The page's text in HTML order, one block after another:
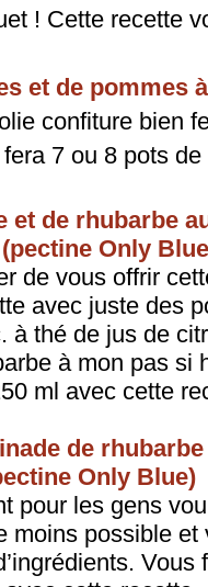
! Cette recette
et de pommes
confiture bien
7 ou 8 pots de
et de rhubarbe
Only
de vous offrir
avec juste des
à thé de jus de
à mon pas si
ml avec cette
de
Only Blue)
pour les gens
moins possible